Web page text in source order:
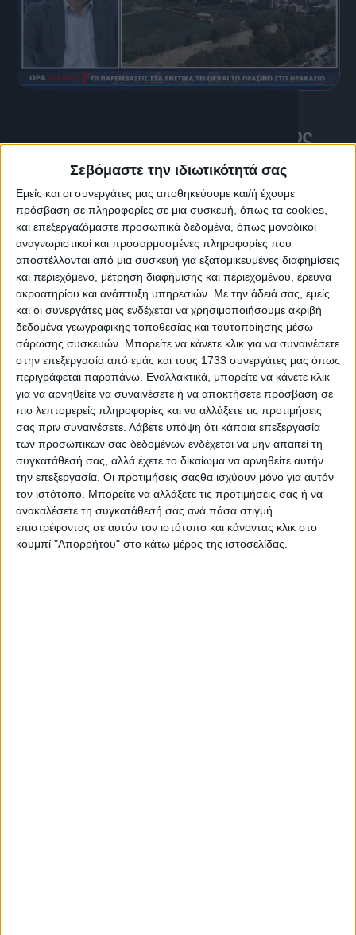
Σεβόμαστε την ιδιωτικότητά σας
Εμείς και οι συνεργάτες μας αποθηκεύουμε και/ή έχουμε
πρόσβαση σε πληροφορίες σε μια συσκευή, όπως τα cookies,
και επεξεργαζόμαστε προσωπικά δεδομένα, όπως μοναδικοί
αναγνωριστικοί και προσαρμοσμένες πληροφορίες που
αποστέλλονται από μια συσκευή για εξατομικευμένες διαφημίσεις
και περιεχόμενο, μέτρηση διαφήμισης και περιεχομένου, έρευνα
ακροατηρίου και ανάπτυξη υπηρεσιών. Με την άδειά σας, εμείς
και οι συνεργάτες μας ενδέχεται να χρησιμοποιήσουμε ακριβή
δεδομένα γεωγραφικής τοποθεσίας και ταυτοποίησης μέσω
σάρωσης συσκευών. Μπορείτε να κάνετε κλικ για να συναινέσετε
στην επεξεργασία από εμάς και τους 1733 συνεργάτες μας όπως
περιγράφεται παραπάνω. Εναλλακτικά, μπορείτε να κάνετε κλικ
για να αρνηθείτε να συναινέσετε ή να αποκτήσετε πρόσβαση σε
πιο λεπτομερείς πληροφορίες και να αλλάξετε τις προτιμήσεις
σας πριν συναινέσετε. Λάβετε υπόψη ότι κάποια επεξεργασία
των προσωπικών σας δεδομένων ενδέχεται να μην απαιτεί τη
συγκατάθεσή σας, αλλά έχετε το δικαίωμα να αρνηθείτε αυτήν
την επεξεργασία. Οι προτιμήσεις σαςθα ισχύουν μόνο για αυτόν
τον ιστότοπο. Μπορείτε να αλλάξετε τις προτιμήσεις σας ή να
ανακαλέσετε τη συγκατάθεσή σας ανά πάσα στιγμή
επιστρέφοντας σε αυτόν τον ιστότοπο και κάνοντας κλικ στο
κουμπί "Απορρήτου" στο κάτω μέρος της ιστοσελίδας.
Ο Δήμαρχος Ηρακλείου για όλους
και για όλα
22 Ιουνίου, 2026
Ο χάρτης των κόμβων και των
έργων στο οδικό δίκτυο της Κρήτης